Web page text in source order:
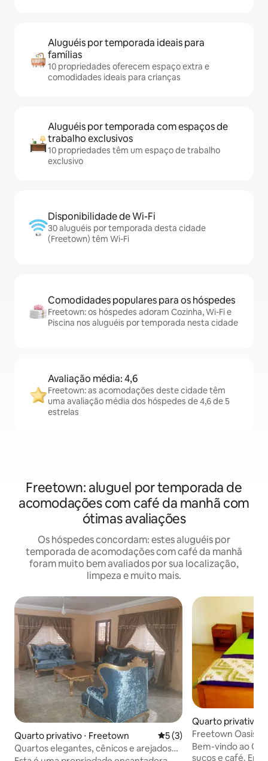
Aluguéis por temporada ideais para
famílias
10 propriedades oferecem espaço extra e
comodidades ideais para crianças
Aluguéis por temporada com espaços de
trabalho exclusivos
10 propriedades têm um espaço de trabalho
exclusivo
Disponibilidade de Wi-Fi
30 aluguéis por temporada desta cidade
(Freetown) têm Wi-Fi
Comodidades populares para os hóspedes
Freetown: os hóspedes adoram Cozinha, Wi-Fi e
Piscina nos aluguéis por temporada nesta cidade
Avaliação média: 4,6
Freetown: as acomodações deste cidade têm
uma avaliação média dos hóspedes de 4,6 de 5
estrelas
Freetown: aluguel por temporada de
acomodações com café da manhã com
ótimas avaliações
Os hóspedes concordam: estes aluguéis por
temporada de acomodações com café da manhã
foram muito bem avaliados por sua localização,
limpeza e muito mais.
Quarto privativo ⋅ Freetown 5 de uma avaliação média
5 (3)
Quartos elegantes, cênicos e arejados
Quarto privativo
Freetown Oasis 2
Bem-vindo ao
sucos e café. Embora estejamos muito